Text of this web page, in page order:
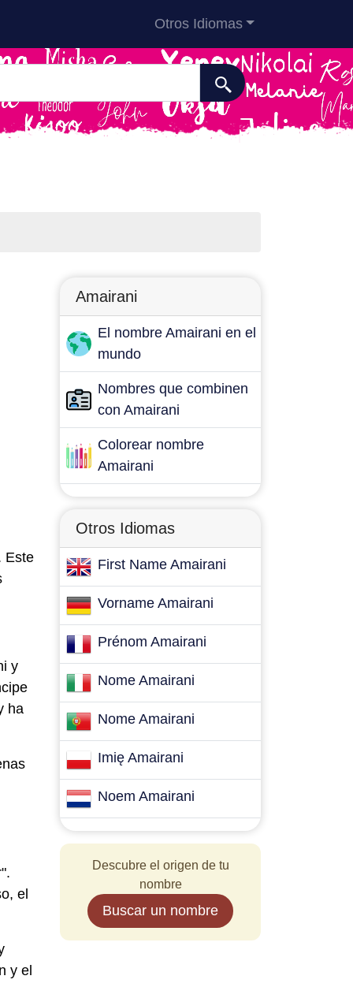
Otros Idiomas
Este
y
ha
el
y el
Amairani
El nombre Amairani en el
mundo
Nombres que combinen
con Amairani
Colorear nombre
Amairani
Otros Idiomas
First Name Amairani
Vorname Amairani
Prénom Amairani
Nome Amairani
Nome Amairani
Imię Amairani
Noem Amairani
Descubre el origen de tu
nombre
Buscar un nombre